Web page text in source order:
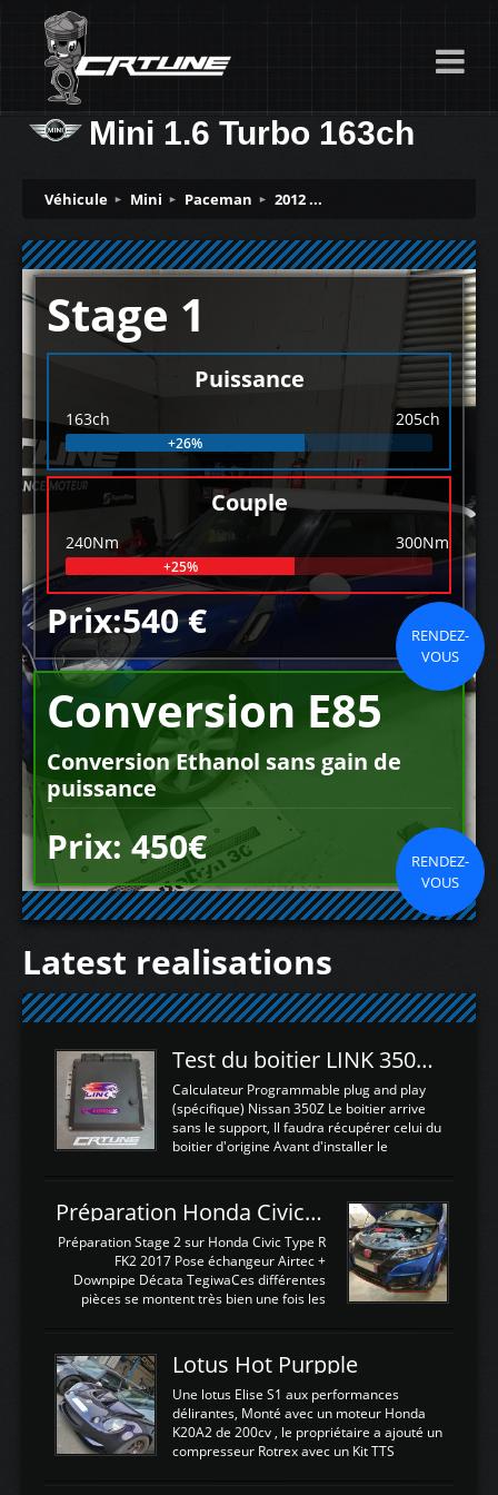
Mini 1.6 Turbo 163ch
Véhicule Mini Paceman 2012 ...
Stage 1
Puissance
163ch 205ch
+26%
Couple
240Nm 300Nm
+25%
Prix:540 €
RENDEZ-
VOUS
Conversion E85
Conversion Ethanol sans gain de
puissance
Prix: 450€
RENDEZ-
VOUS
Latest realisations
Test du boitier LINK 350Z Plugin ECU
Calculateur Programmable plug and play
(spécifique) Nissan 350Z Le boitier arrive
sans le support, Il faudra récupérer celui du
boitier d'origine Avant d'installer le
d'envoyer l'information de la large bande
dans le boitier. sydney sweeney deepfake
La sortie 0-5V de l'afr sera connectée sur
l'entrée AN Volt 8 et GndAN pour
Analogique, et Volt car l'information est une
tension (Pas une résistance variable d'un
est temps de brancher le ...
Préparation Honda Civic Type R FK2
Préparation Stage 2 sur Honda Civic Type R
FK2 2017 Pose échangeur Airtec +
Downpipe Décata TegiwaCes différentes
pièces se montent très bien une fois les
légere découpe du plastique inferieur,
negénant en rien la structure ou le
fonctionnement du fond plat. Une
reprogrammation Stage 2 est faite sur le
calculateur d'origine. Une alternative
économique au passage sur Hondata
d'origine 310cv et 400Nn , Une fois
Lotus Hot Purpple
Une lotus Elise S1 aux performances
délirantes, Monté avec un moteur Honda
K20A2 de 200cv , le propriétaire a ajouté un
compresseur Rotrex avec un Kit TTS